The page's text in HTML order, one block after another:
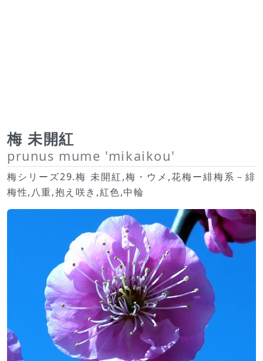
梅 未開紅
prunus mume 'mikaikou'
梅シリーズ29.梅 未開紅,梅・ウメ,花梅ー緋梅系－緋
梅性,八重,抱え咲き,紅色,中輪